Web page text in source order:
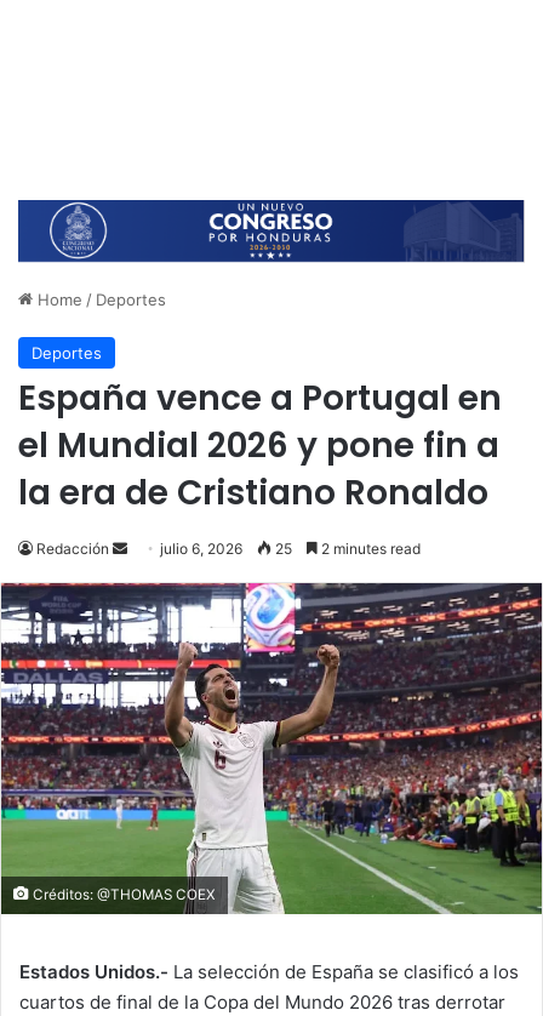
Home / Deportes
Deportes
España vence a Portugal en
el Mundial 2026 y pone fin a
la era de Cristiano Ronaldo
Redacción
Send
email
julio 6, 2026 25 2 minutes read
Créditos: @THOMAS COEX
Estados Unidos.- La selección de España se clasificó a los
cuartos de final de la Copa del Mundo 2026 tras derrotar